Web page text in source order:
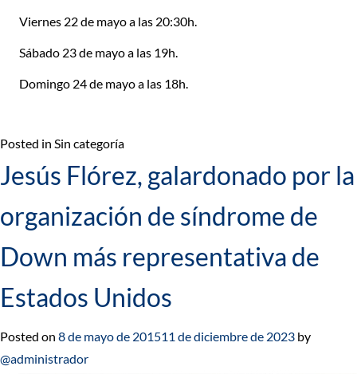
Viernes 22 de mayo a las 20:30h.
Sábado 23 de mayo a las 19h.
Domingo 24 de mayo a las 18h.
Posted in Sin categoría
Jesús Flórez, galardonado por la
organización de síndrome de
Down más representativa de
Estados Unidos
Posted on 8 de mayo de 201511 de diciembre de 2023 by
@administrador